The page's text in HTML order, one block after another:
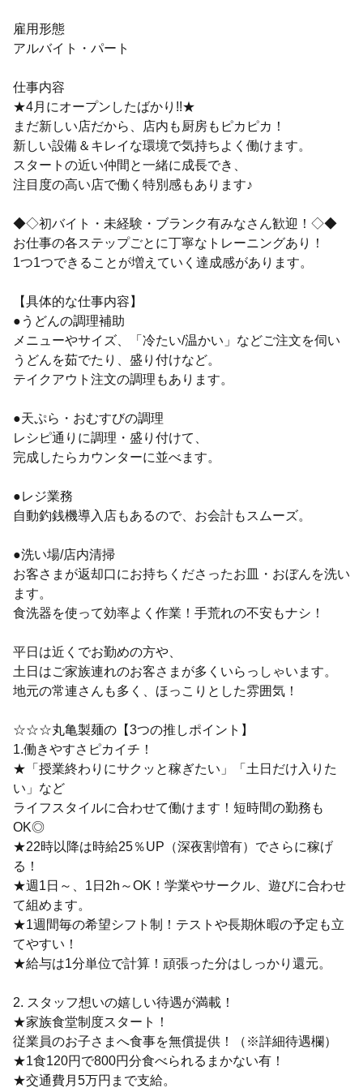
雇用形態
アルバイト・パート
仕事内容
★4月にオープンしたばかり!!★
まだ新しい店だから、店内も厨房もピカピカ！
新しい設備＆キレイな環境で気持ちよく働けます。
スタートの近い仲間と一緒に成長でき、
注目度の高い店で働く特別感もあります♪
◆◇初バイト・未経験・ブランク有みなさん歓迎！◇◆
お仕事の各ステップごとに丁寧なトレーニングあり！
1つ1つできることが増えていく達成感があります。
【具体的な仕事内容】
●うどんの調理補助
メニューやサイズ、「冷たい/温かい」などご注文を伺い
うどんを茹でたり、盛り付けなど。
テイクアウト注文の調理もあります。
●天ぷら・おむすびの調理
レシピ通りに調理・盛り付けて、
完成したらカウンターに並べます。
●レジ業務
自動釣銭機導入店もあるので、お会計もスムーズ。
●洗い場/店内清掃
お客さまが返却口にお持ちくださったお皿・おぼんを洗い
ます。
食洗器を使って効率よく作業！手荒れの不安もナシ！
平日は近くでお勤めの方や、
土日はご家族連れのお客さまが多くいらっしゃいます。
地元の常連さんも多く、ほっこりとした雰囲気！
☆☆☆丸亀製麺の【3つの推しポイント】
1.働きやすさピカイチ！
★「授業終わりにサクッと稼ぎたい」「土日だけ入りた
い」など
ライフスタイルに合わせて働けます！短時間の勤務も
OK◎
★22時以降は時給25％UP（深夜割増有）でさらに稼げ
る！
★週1日～、1日2h～OK！学業やサークル、遊びに合わせ
て組めます。
★1週間毎の希望シフト制！テストや長期休暇の予定も立
てやすい！
★給与は1分単位で計算！頑張った分はしっかり還元。
2. スタッフ想いの嬉しい待遇が満載！
★家族食堂制度スタート！
従業員のお子さまへ食事を無償提供！（※詳細待遇欄）
★1食120円で800円分食べられるまかない有！
★交通費月5万円まで支給。